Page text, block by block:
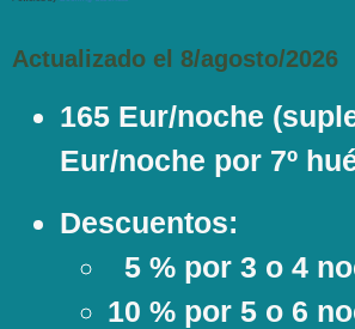
Actualizado el 8/agosto/2026
165 Eur/noche
Eur/noche por 7º
Descuentos:
5 % por 3 o 4
10 % por 5 o 6